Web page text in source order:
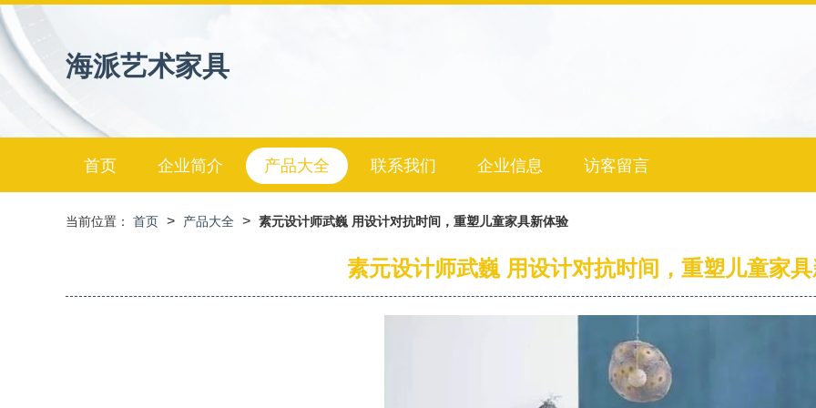
海派艺术家具
首页 企业简介 产品大全 联系我们 企业信息 访客留言
当前位置： 首页 > 产品大全 > 素元设计师武巍 用设计对抗时间，重塑儿童家具新体验
素元设计师武巍 用设计对抗时间，重塑儿童家